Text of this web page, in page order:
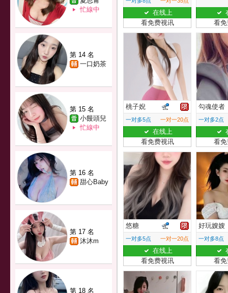
忙線中
第 14 名
一口奶茶
第 15 名
小饅頭兒
忙線中
第 16 名
甜心Baby
第 17 名
沐沐m
第 18 名
在线上
看免费视讯
看
桃子婗
一对多5点 一对一20点
在线上
看免费视讯
勾魂使者
一对多2点
看
悠糖
一对多5点 一对一20点
在线上
看免费视讯
好玩嫂嫂
一对多8点
看